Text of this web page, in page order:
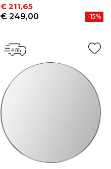
Prijs
€ 211,65
Normale prijs
€ 249,00
-15%